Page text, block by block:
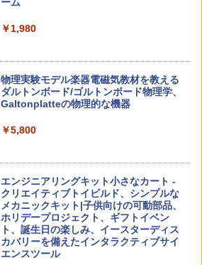
￥2,200
カウンセリングとは何か 変化するという
こと (講談社現代新書 2787)
「ことばで伝える」ができない子どもた
ち 誰が〈ことばの力〉を育てるのか
￥1,870
【くもん出版公式特別セット】くもん出
版(KUMON PUBLISHING) くもんの日本
知育玩具 おもちゃ 5歳以上 KUMON PN-
￥4,046
Amazon Fire HD 10 キッズプロ (10イン
チ) ディズニー スティッチ エディション
対象年齢6歳から 数千点のキッズコンテ
ンツが1年間使い放題
￥2,750
￥4,290
戦！編
￥1,320
￥1,980
物理実験モデル楽器電磁気教材を教える
ダルトンボード/ゴルトンボード物理学、
Galtonplatteの物理的な機器
￥5,800
エンジニアリングキット小さなカート -
クリエイティブトイビルド、シンプルな
メカニックキット|子供向けの可動部品、
ホリデープロジェクト、ギフトイベン
ト、誕生日の楽しみ、イースターディス
カバリーを備えたインタラクティブサイ
エンスツール